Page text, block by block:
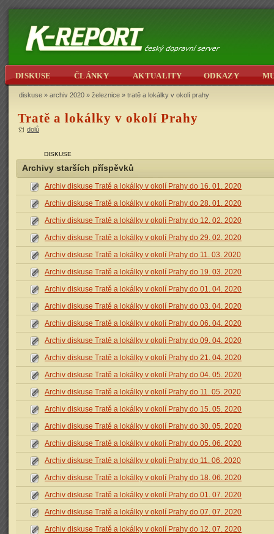
DISKUSE ČLÁNKY AKTUALITY ODKAZY
diskuse » archiv 2020 » železnice » tratě a lokálky v okolí prahy
Tratě a lokálky v okolí Prahy
dolů
DISKUSE
Archivy starších příspěvků
Archiv diskuse Tratě a lokálky v okolí Prahy do 16. 01. 2020
Archiv diskuse Tratě a lokálky v okolí Prahy do 28. 01. 2020
Archiv diskuse Tratě a lokálky v okolí Prahy do 12. 02. 2020
Archiv diskuse Tratě a lokálky v okolí Prahy do 29. 02. 2020
Archiv diskuse Tratě a lokálky v okolí Prahy do 11. 03. 2020
Archiv diskuse Tratě a lokálky v okolí Prahy do 19. 03. 2020
Archiv diskuse Tratě a lokálky v okolí Prahy do 01. 04. 2020
Archiv diskuse Tratě a lokálky v okolí Prahy do 03. 04. 2020
Archiv diskuse Tratě a lokálky v okolí Prahy do 06. 04. 2020
Archiv diskuse Tratě a lokálky v okolí Prahy do 09. 04. 2020
Archiv diskuse Tratě a lokálky v okolí Prahy do 21. 04. 2020
Archiv diskuse Tratě a lokálky v okolí Prahy do 04. 05. 2020
Archiv diskuse Tratě a lokálky v okolí Prahy do 11. 05. 2020
Archiv diskuse Tratě a lokálky v okolí Prahy do 15. 05. 2020
Archiv diskuse Tratě a lokálky v okolí Prahy do 30. 05. 2020
Archiv diskuse Tratě a lokálky v okolí Prahy do 05. 06. 2020
Archiv diskuse Tratě a lokálky v okolí Prahy do 11. 06. 2020
Archiv diskuse Tratě a lokálky v okolí Prahy do 18. 06. 2020
Archiv diskuse Tratě a lokálky v okolí Prahy do 01. 07. 2020
Archiv diskuse Tratě a lokálky v okolí Prahy do 07. 07. 2020
Archiv diskuse Tratě a lokálky v okolí Prahy do 12. 07. 2020